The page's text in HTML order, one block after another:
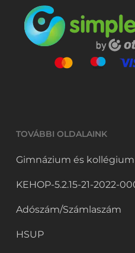
TOVÁBBI OLDALAINK
Gimnázium és kollégium
KEHOP-5.2.15-21-2022-
Adószám/Számlaszám
HSUP